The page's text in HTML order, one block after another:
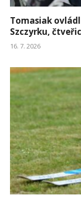
Tomasiak
Szczyrku,
16. 7. 2026